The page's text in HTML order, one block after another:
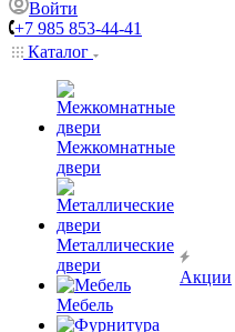
Войти
+7 985 853-44-41
Каталог
Межкомнатные
двери
Металлические
двери
Мебель
Акции